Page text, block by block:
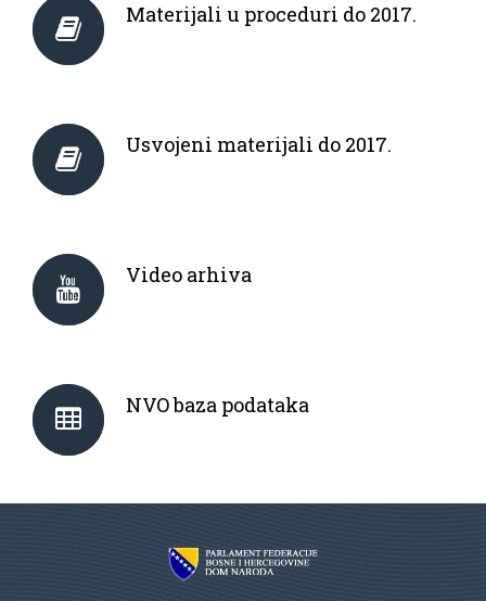
Materijali u proceduri do 2017.
Usvojeni materijali do 2017.
Video arhiva
NVO baza podataka